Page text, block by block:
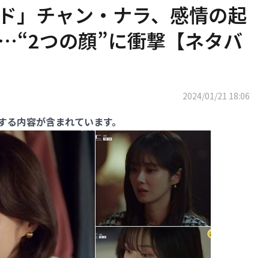
」チャン・ナラ、感情の起
つの顔”に衝撃【ネタバ
2024/01/21 18:06
内容が含まれています。